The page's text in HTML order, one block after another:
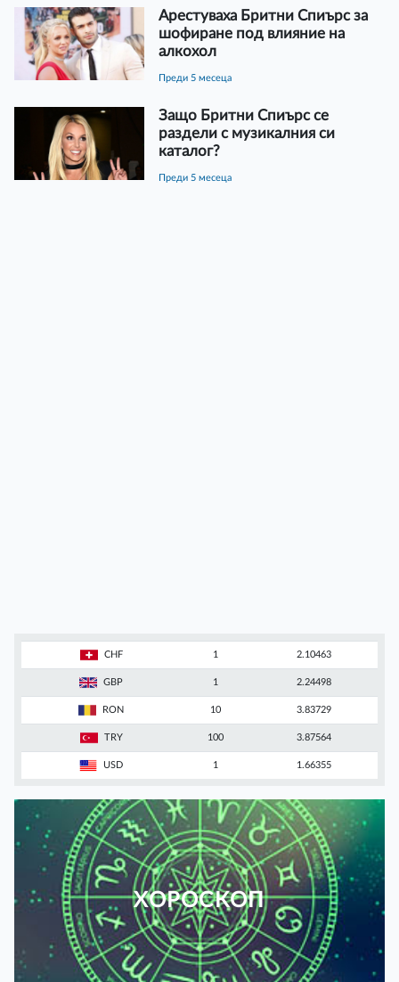
Арестуваха Бритни Спиърс за
шофиране под влияние на
алкохол
преди 5 месеца
Защо Бритни Спиърс се
раздели с музикалния си
каталог?
преди 5 месеца
CHF 1 2.10463
GBP 1 2.24498
RON 10 3.83729
TRY 100 3.87564
USD 1 1.66355
ХОРОСКОП